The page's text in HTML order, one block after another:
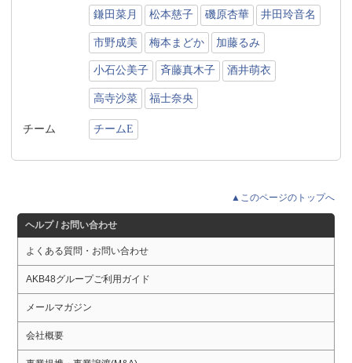
鎌田菜月 松本慈子 磯原杏華 井田玲音名
市野成美 梅本まどか 加藤るみ
小石公美子 斉藤真木子 酒井萌衣
高寺沙菜 福士奈央
チーム チームE
▲このページのトップへ
ヘルプ / お問い合わせ
よくある質問・お問い合わせ
AKB48グループご利用ガイド
メールマガジン
会社概要